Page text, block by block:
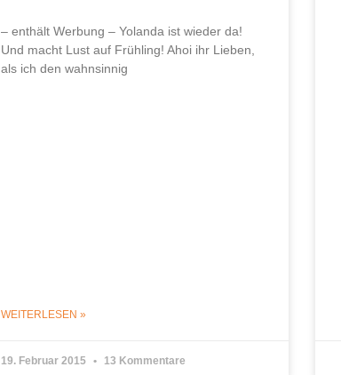
– enthält Werbung – Yolanda ist wieder da!
Und macht Lust auf Frühling! Ahoi ihr Lieben,
als ich den wahnsinnig
WEITERLESEN »
19. Februar 2015 13 Kommentare